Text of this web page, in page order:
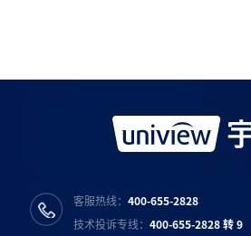
客服热线：400-655-2828
技术投诉专线：400-655-2828 转 9